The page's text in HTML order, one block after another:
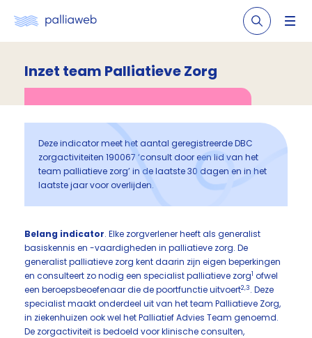
Inzet team Palliatieve Zorg
Deze indicator meet het aantal geregistreerde DBC
zorgactiviteiten 190067 ‘consult door een lid van het
team palliatieve zorg’ in de laatste 30 dagen en in het
laatste jaar voor overlijden.
Belang indicator. Elke zorgverlener heeft als generalist
basiskennis en -vaardigheden in palliatieve zorg. De
generalist palliatieve zorg kent daarin zijn eigen beperkingen
en consulteert zo nodig een specialist palliatieve zorg1 ofwel
een beroepsbeoefenaar die de poortfunctie uitvoert2,3. Deze
specialist maakt onderdeel uit van het team Palliatieve Zorg,
in ziekenhuizen ook wel het Palliatief Advies Team genoemd.
De zorgactiviteit is bedoeld voor klinische consulten,